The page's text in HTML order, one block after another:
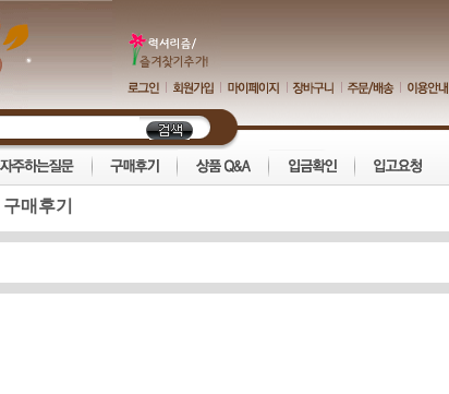
구매후기